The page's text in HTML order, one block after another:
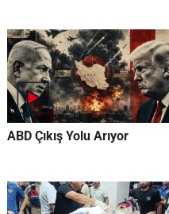
ABD Çıkış Yolu Arıyor